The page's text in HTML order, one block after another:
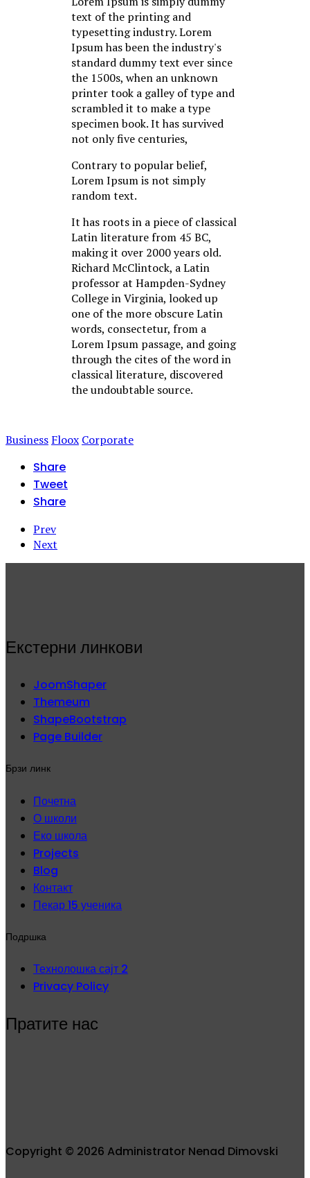
text of the printing and
typesetting industry. Lorem
Ipsum has been the industry's
standard dummy text ever since
the 1500s, when an unknown
printer took a galley of type and
scrambled it to make a type
specimen book. It has survived
not only five centuries,
Contrary to popular belief,
Lorem Ipsum is not simply
random text.
It has roots in a piece of classical
Latin literature from 45 BC,
making it over 2000 years old.
Richard McClintock, a Latin
professor at Hampden-Sydney
College in Virginia, looked up
one of the more obscure Latin
words, consectetur, from a
Lorem Ipsum passage, and going
through the cites of the word in
classical literature, discovered
the undoubtable source.
Business Floox Corporate
Share
Tweet
Share
Prev
Next
Екстерни линкови
JoomShaper
Themeum
ShapeBootstrap
Page Builder
Брзи линк
Почетна
О школи
Еко школа
Projects
Blog
Контакт
Пекар 15 ученика
Подршка
Технолошка сајт 2
Privacy Policy
Пратите нас
Copyright © 2026 Administrator Nenad Dimovski